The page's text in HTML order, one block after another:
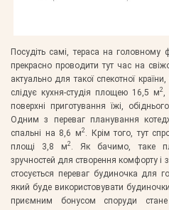
Посудіть самі, тераса на
прекрасно проводити тут час на
актуально для такої спекотної
слідує кухня-студія площею 16,5 м2,
поверхні приготування їжі,
Одним з переваг планування
спальні на 8,6 м2. Крім того, тут
площі 3,8 м2. Як бачимо, таке
зручностей для створення комфорту і
стосується переваг будиночка для
який буде використовувати
приємним бонусом споруди